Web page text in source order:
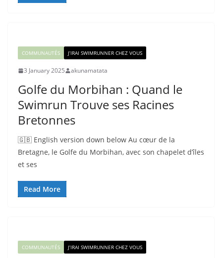
COMMUNAUTÉS J’IRAI SWIMRUNNER CHEZ VOUS
3 January 2025 akunamatata
Golfe du Morbihan : Quand le
Swimrun Trouve ses Racines
Bretonnes
🇬🇧 English version down below Au cœur de la
Bretagne, le Golfe du Morbihan, avec son chapelet d’îles
et ses
Read More
COMMUNAUTÉS J’IRAI SWIMRUNNER CHEZ VOUS